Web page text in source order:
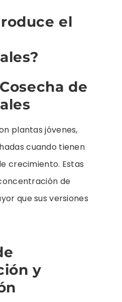
el
de
plantas jóvenes,
cuando tienen
crecimiento. Estas
de
que sus versiones
y